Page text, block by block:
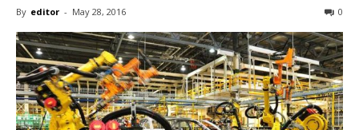
By editor - May 28, 2016 0